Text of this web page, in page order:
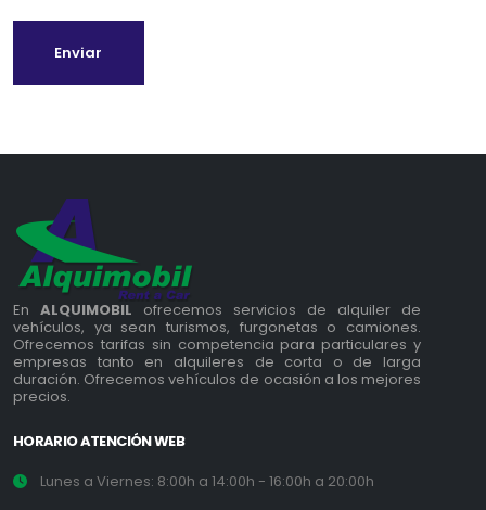
Enviar
En ALQUIMOBIL ofrecemos servicios de alquiler de
vehículos, ya sean turismos, furgonetas o camiones.
Ofrecemos tarifas sin competencia para particulares y
empresas tanto en alquileres de corta o de larga
duración. Ofrecemos vehículos de ocasión a los mejores
precios.
HORARIO ATENCIÓN WEB
Lunes a Viernes: 8:00h a 14:00h - 16:00h a 20:00h